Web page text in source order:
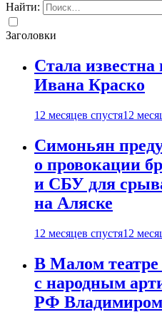
Найти:
Заголовки
Стала
Ивана Краско
12 месяцев спустя12
Симоньян
о провокации
и СБУ для
на Аляске
12 месяцев спустя12
В Малом театре
с народным
РФ